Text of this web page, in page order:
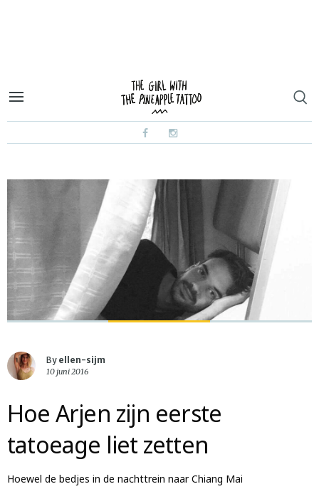
By ellen-sijm
10 juni 2016
Hoe Arjen zijn eerste
tatoeage liet zetten
Hoewel de bedjes in de nachttrein naar Chiang Mai